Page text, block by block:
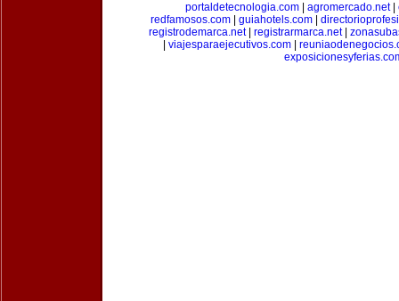
portaldetecnologia.com
agromercado.net|
redfamosos.com| guiahotels.com|
registrodemarca.net| registrarmarca.net|
viajesparaejecutivos.com|